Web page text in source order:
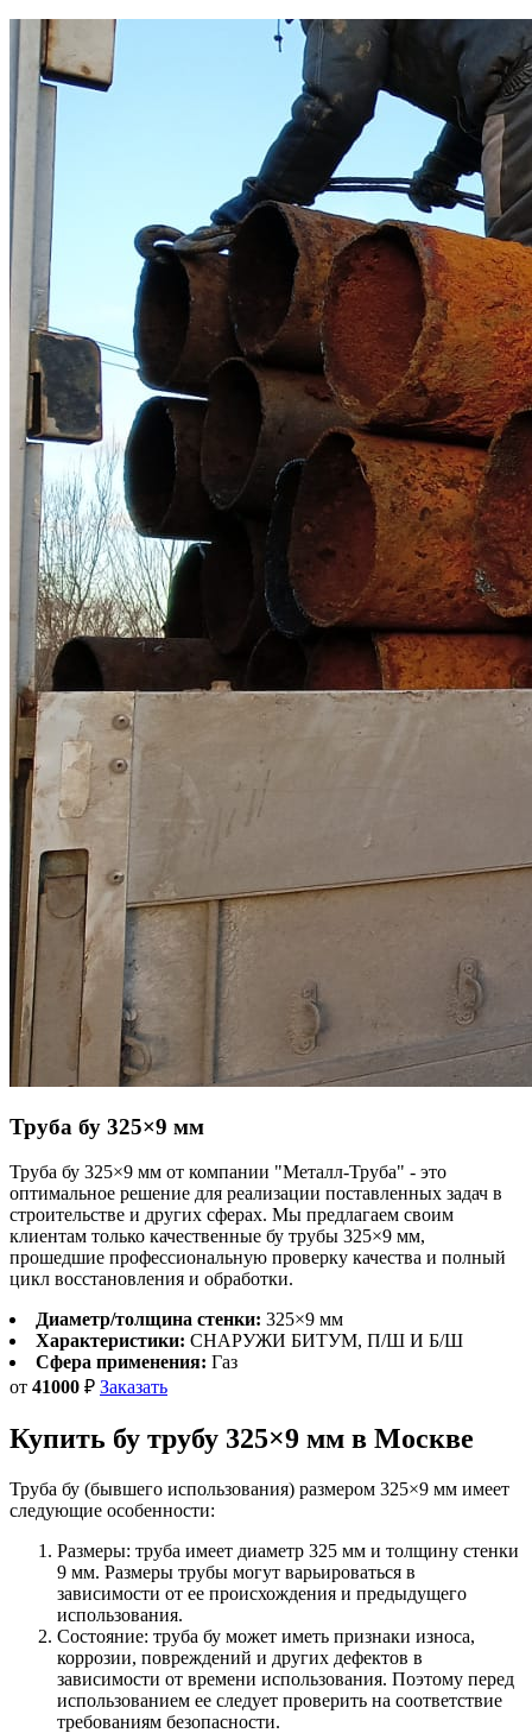
Труба бу 325×9 мм
Труба бу 325×9 мм от компании "Металл-Труба" - это
оптимальное решение для реализации поставленных задач в
строительстве и других сферах. Мы предлагаем своим
клиентам только качественные бу трубы 325×9 мм,
прошедшие профессиональную проверку качества и полный
цикл восстановления и обработки.
Диаметр/толщина стенки: 325×9 мм
Характеристики: СНАРУЖИ БИТУМ, П/Ш И Б/Ш
Сфера применения: Газ
от 41000 ₽ Заказать
Купить бу трубу 325×9 мм в Москве
Труба бу (бывшего использования) размером 325×9 мм имеет
следующие особенности:
Размеры: труба имеет диаметр 325 мм и толщину стенки
9 мм. Размеры трубы могут варьироваться в
зависимости от ее происхождения и предыдущего
использования.
Состояние: труба бу может иметь признаки износа,
коррозии, повреждений и других дефектов в
зависимости от времени использования. Поэтому перед
использованием ее следует проверить на соответствие
требованиям безопасности.